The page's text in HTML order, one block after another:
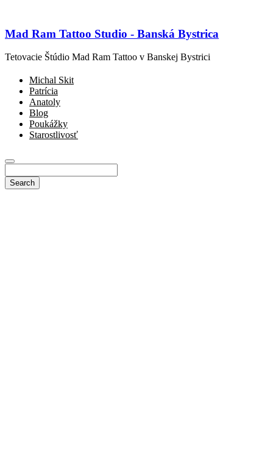
Mad Ram Tattoo Studio - Banská Bystrica
Tetovacie Štúdio Mad Ram Tattoo v Banskej Bystrici
Michal Skit
Patrícia
Anatoly
Blog
Poukážky
Starostlivosť